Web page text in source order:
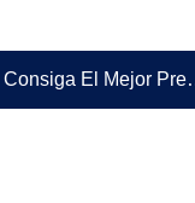
Consiga El Mejor